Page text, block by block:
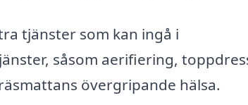
tjänster som kan ingå i
såsom aerifiering,
övergripande hälsa.